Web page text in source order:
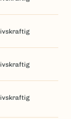
livskraftig
livskraftig
livskraftig